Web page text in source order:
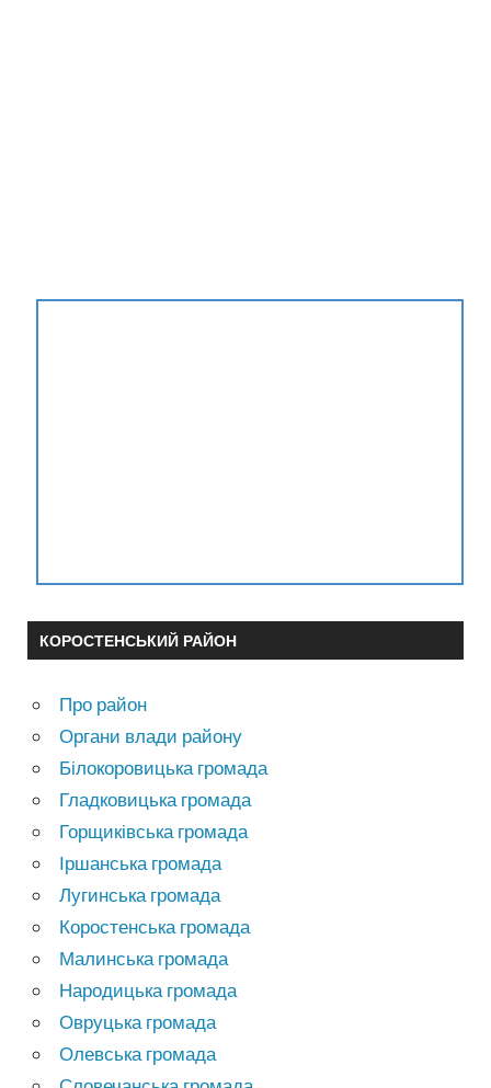
КОРОСТЕНСЬКИЙ РАЙОН
Про район
Органи влади району
Білокоровицька громада
Гладковицька громада
Горщиківська громада
Іршанська громада
Лугинська громада
Коростенська громада
Малинська громада
Народицька громада
Овруцька громада
Олевська громада